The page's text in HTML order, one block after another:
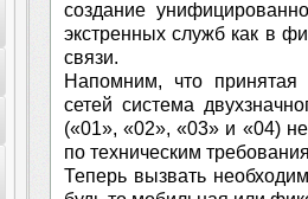
создание
экстренных служб как в
связи.
Напомним, что
сетей система
(«01», «02», «03» и «04)
по техническим
Теперь вызвать